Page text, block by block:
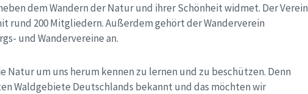
dem Wandern der Natur und ihrer Schönheit widmet. Der Verein
rund 200 Mitgliedern. Außerdem gehört der Wanderverein
und Wandervereine an.
Natur um uns herum kennen zu lernen und zu beschützen. Denn
Waldgebiete Deutschlands bekannt und das möchten wir